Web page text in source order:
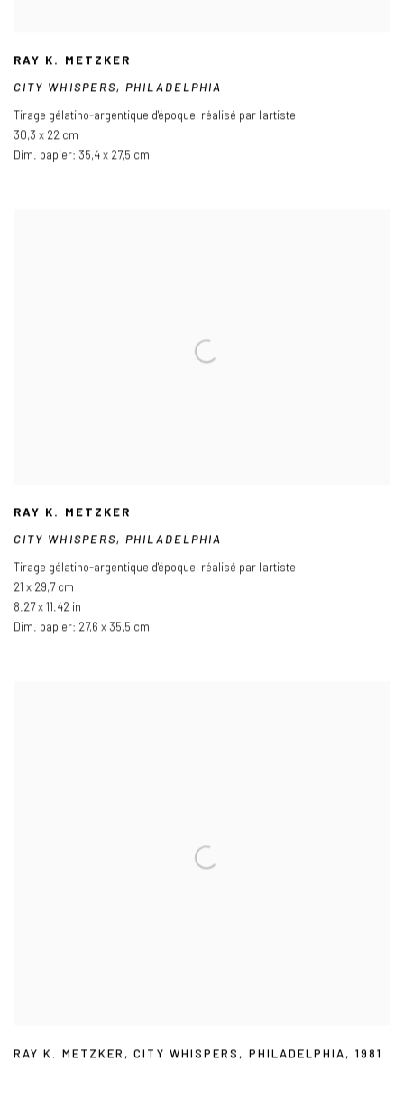
RAY K. METZKER
CITY WHISPERS,PHILADELPHIA
Tirage gélatino-argentique d'époque, réalisé par l'artiste
30,3 x 22 cm
Dim. papier: 35,4 x 27,5 cm
RAY K. METZKER
CITY WHISPERS,PHILADELPHIA
Tirage gélatino-argentique d'époque, réalisé par l'artiste
21 x 29,7 cm
8.27 x 11.42 in
Dim. papier: 27,6 x 35,5 cm
RAY K. METZKER ,CITY WHISPERS , PHILADELPHIA, 1981